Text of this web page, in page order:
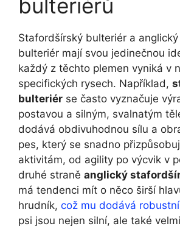
bulteriérů
Stafordšírský bulteriér a
bulteriér mají svou jedinečnou
každý z těchto plemen vyniká v
specifických rysech. Například,
bulteriér se často vyznačuje
postavou a silným, svalnatým
dodává obdivuhodnou sílu a
pes, který se snadno
aktivitám, od agility po výcvik v
druhé straně anglický
má tendenci mít o něco širší
hrudník, což mu dodává
psi jsou nejen silní, ale také